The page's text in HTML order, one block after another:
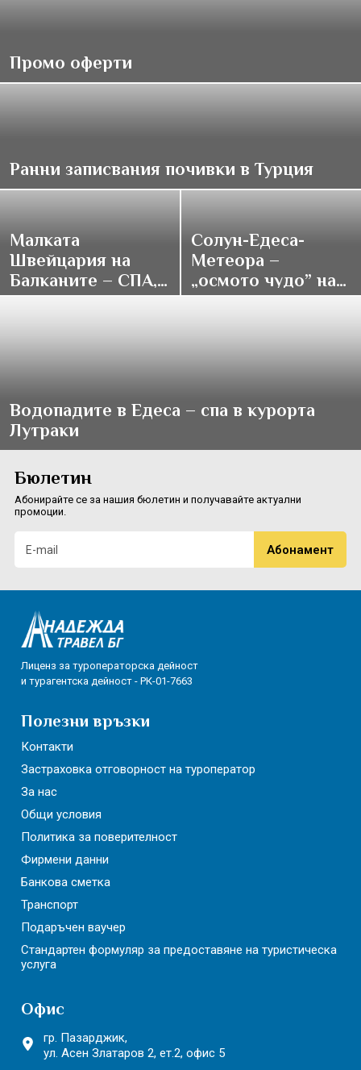
Промо оферти
Ранни записвания почивки в Турция
Малката
Швейцария на
Балканите – СПА,
традиции и купон
Солун-Едеса-
Метеора –
„осмото чудо” на
върха на света
Водопадите в Едеса – спа в курорта
Лутраки
Бюлетин
Абонирайте се за нашия бюлетин и получавайте актуални
промоции.
Лиценз за туроператорска дейност
и турагентска дейност - РК-01-7663
Полезни връзки
Контакти
Застраховка отговорност на туроператор
За нас
Общи условия
Политика за поверителност
Фирмени данни
Банкова сметка
Транспорт
Подаръчен ваучер
Стандартен формуляр за предоставяне на туристическа
услуга
Офис
гр. Пазарджик,
ул. Асен Златаров 2, ет.2, офис 5